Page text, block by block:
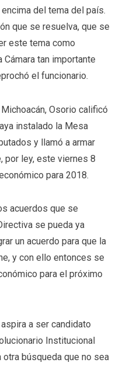
del tema del país.
que se resuelva, que se
este tema como
tan importante
el funcionario.
Osorio calificó
instalado la Mesa
y llamó a armar
por ley, este viernes 8
para 2018.
acuerdos que se
se pueda ya
un acuerdo para que la
y con ello entonces se
para el próximo
a ser candidato
Institucional
búsqueda que no sea